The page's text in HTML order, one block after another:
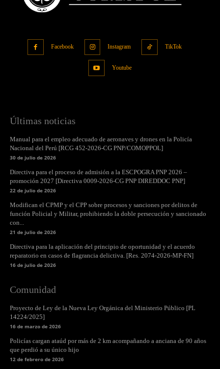
Facebook Instagram TikTok
Youtube
Últimas noticias
Manual para el empleo adecuado de aeronaves y drones en la Policía
Nacional del Perú [RCG 452-2026-CG PNP/COMOPPOL]
30 de julio de 2026
Directiva para el proceso de admisión a la ESCPOGRA PNP 2026 –
promoción 2027 [Directiva 0009-2026-CG PNP DIREDDOC PNP]
22 de julio de 2026
Modifican el CPMP y el CPP sobre procesos y sanciones por delitos de
función Policial y Militar, prohibiendo la doble persecución y sancionado
con...
21 de julio de 2026
Directiva para la aplicación del principio de oportunidad y el acuerdo
reparatorio en casos de flagrancia delictiva. [Res. 2074-2026-MP-FN]
16 de julio de 2026
Comunidad
Proyecto de Ley de la Nueva Ley Orgánica del Ministerio Público [PL
14224/2025]
16 de marzo de 2026
Policías cargan ataúd por más de 2 km acompañando a anciana de 90 años
que perdió a su único hijo
12 de febrero de 2026